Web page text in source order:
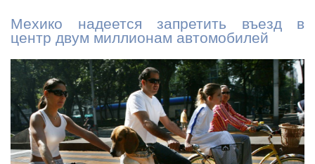
Мехико надеется запретить въезд в
центр двум миллионам автомобилей